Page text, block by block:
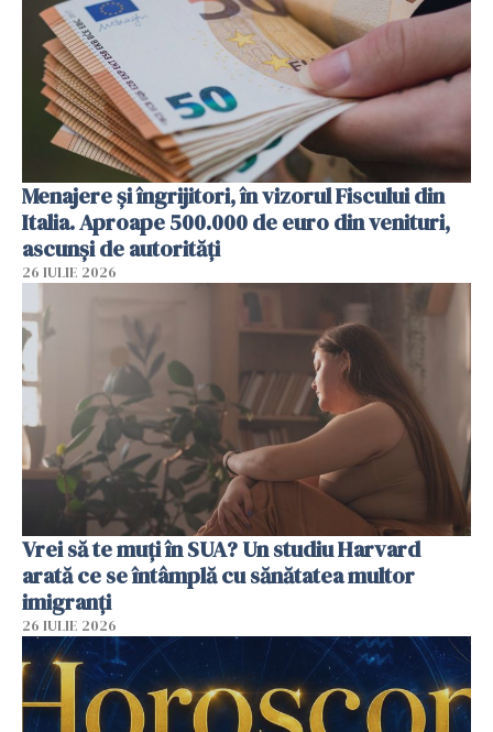
Menajere și îngrijitori, în vizorul Fiscului din
Italia. Aproape 500.000 de euro din venituri,
ascunși de autorități
26 IULIE 2026
Vrei să te muți în SUA? Un studiu Harvard
arată ce se întâmplă cu sănătatea multor
imigranți
26 IULIE 2026